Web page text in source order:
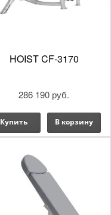
HOIST CF-3170
286 190 руб.
Купить В корзину